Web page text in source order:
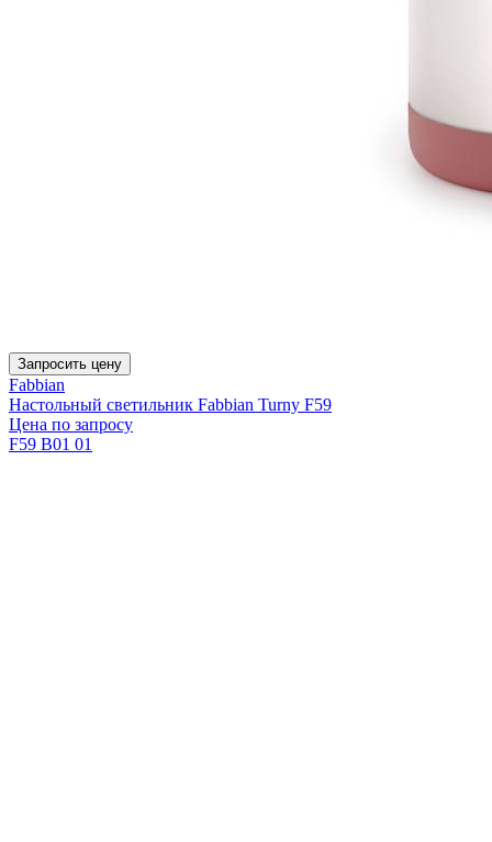
Запросить цену
Fabbian
Настольный светильник Fabbian Turny F59
Цена по запросу
F59 B01 01